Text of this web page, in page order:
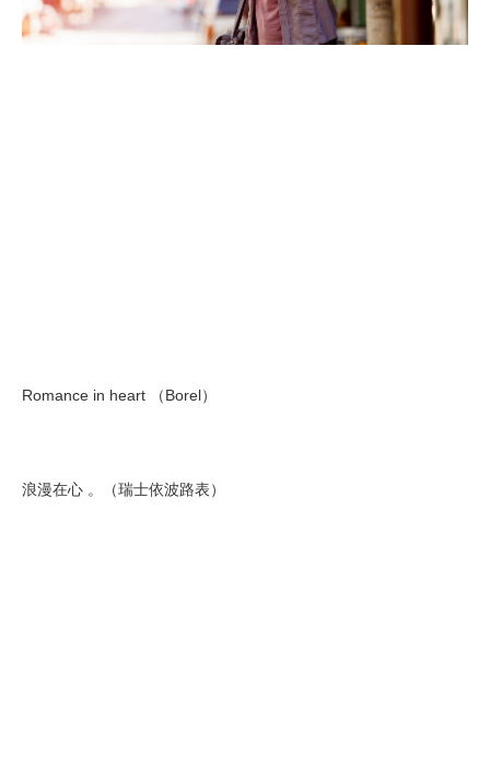
Romance in heart （Borel）
浪漫在心 。（瑞士依波路表）